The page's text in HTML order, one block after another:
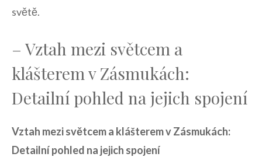
světě.
– Vztah mezi světcem a
klášterem v Zásmukách: ​
Detailní pohled na‍ jejich spojení
Vztah mezi světcem a klášterem v Zásmukách:
Detailní pohled na‌ jejich spojení